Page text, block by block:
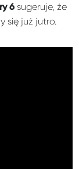
6 sugeruje, że
się już jutro.